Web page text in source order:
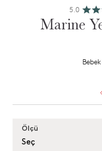
5.0
Marine
Ölçü
Seç